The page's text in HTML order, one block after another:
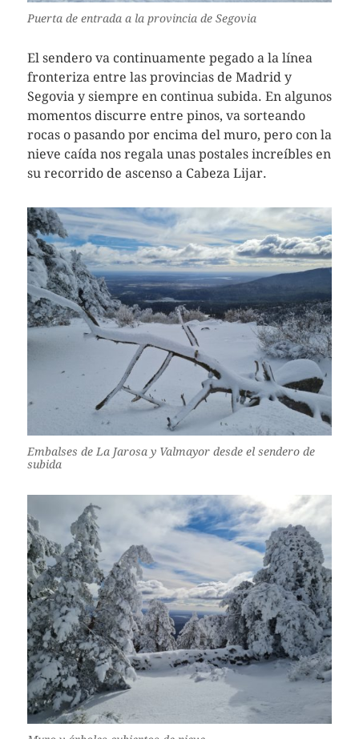
Puerta de entrada a la provincia de Segovia
El sendero va continuamente pegado a la línea
fronteriza entre las provincias de Madrid y
Segovia y siempre en continua subida. En algunos
momentos discurre entre pinos, va sorteando
rocas o pasando por encima del muro, pero con la
nieve caída nos regala unas postales increíbles en
su recorrido de ascenso a Cabeza Lijar.
Embalses de La Jarosa y Valmayor desde el sendero de
subida